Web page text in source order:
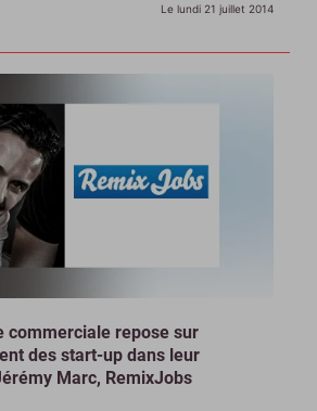
Le lundi 21 juillet 2014
commerciale repose sur
des start-up dans leur
Marc, RemixJobs